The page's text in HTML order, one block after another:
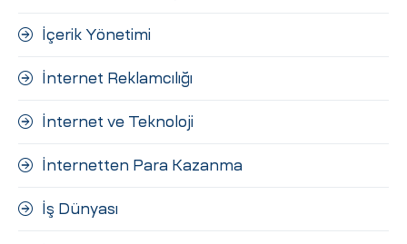
İçerik Yönetimi
İnternet Reklamcılığı
İnternet ve Teknoloji
İnternetten Para Kazanma
İş Dünyası